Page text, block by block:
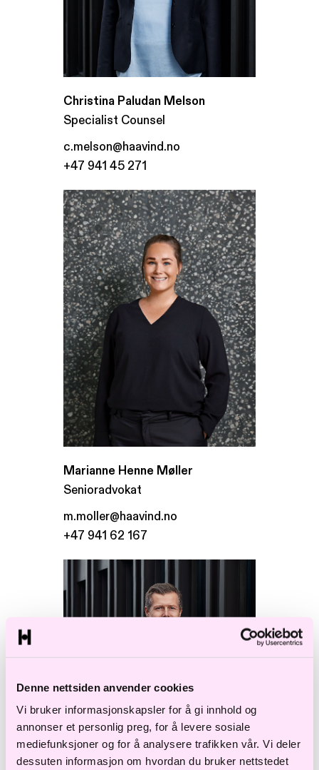
Denne nettsiden anvender cookies
Vi bruker informasjonskapsler for å gi innhold og
annonser et personlig preg, for å levere sosiale
mediefunksjoner og for å analysere trafikken vår. Vi deler
dessuten informasjon om hvordan du bruker nettstedet
Christina Paludan Melson
Specialist Counsel
c.melson@haavind.no
+47 941 45 271
Marianne Henne Møller
Senioradvokat
m.moller@haavind.no
+47 941 62 167